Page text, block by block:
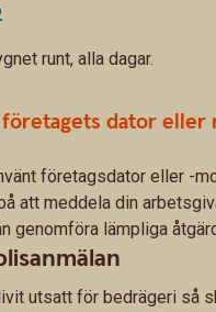
runt, alla dagar.
företagets dator eller
företagsdator eller -
att meddela din
genomföra lämpliga
utsatt för bedrägeri så